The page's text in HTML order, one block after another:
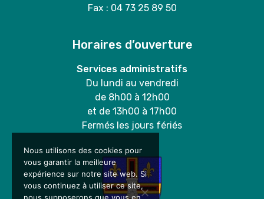
Fax : 04 73 25 89 50
Horaires d’ouverture
Services administratifs
Du lundi au vendredi
de 8h00 à 12h00
et de 13h00 à 17h00
Fermés les jours fériés
Nous utilisons des cookies pour
vous garantir la meilleure
expérience sur notre site web. Si
vous continuez à utiliser ce site,